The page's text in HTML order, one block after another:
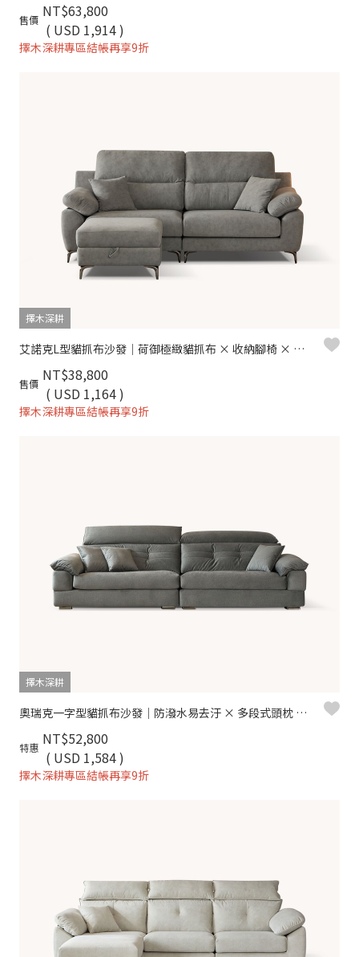
售價 NT$63,800
( USD 1,914 )
擇木深耕專區結帳再享9折
擇木深耕
艾諾克L型貓抓布沙發｜荷御極緻貓抓布 × 收納腳椅 × 可拆洗布套 – 擇木深耕
售價 NT$38,800
( USD 1,164 )
擇木深耕專區結帳再享9折
擇木深耕
奧瑞克一字型貓抓布沙發｜防潑水易去汙 × 多段式頭枕 × 可拆洗布套 – 擇木深耕
特惠 NT$52,800
( USD 1,584 )
擇木深耕專區結帳再享9折